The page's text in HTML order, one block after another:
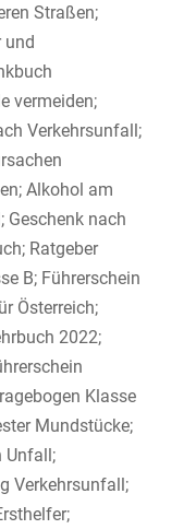
Straßen;
und
vermeiden;
Verkehrsunfall;
Alkohol am
Geschenk nach
Ratgeber
B; Führerschein
Österreich;
2022;
Klasse
Mundstücke;
Unfall;
Verkehrsunfall;